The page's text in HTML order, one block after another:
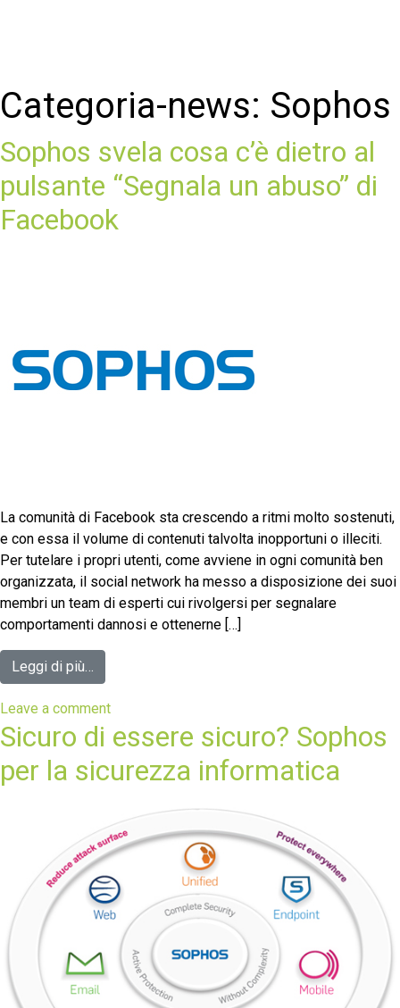
Categoria-news: Sophos
Sophos svela cosa c’è dietro al
pulsante “Segnala un abuso” di
Facebook
La comunità di Facebook sta crescendo a ritmi molto sostenuti,
e con essa il volume di contenuti talvolta inopportuni o illeciti.
Per tutelare i propri utenti, come avviene in ogni comunità ben
organizzata, il social network ha messo a disposizione dei suoi
membri un team di esperti cui rivolgersi per segnalare
comportamenti dannosi e ottenerne […]
Leggi di più…
Leave a comment
Sicuro di essere sicuro? Sophos
per la sicurezza informatica